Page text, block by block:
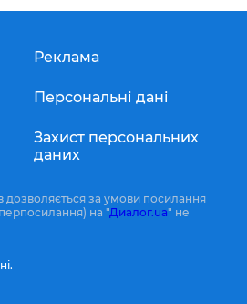
Реклама
Персональні дані
Захист персональних
даних
дозволяється за умови посилання
на "Диалог.ua" не